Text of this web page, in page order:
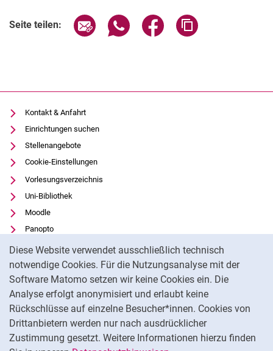
Diese Website verwendet ausschließlich technisch
notwendige Cookies. Für die Nutzungsanalyse mit der
Software Matomo setzen wir keine Cookies ein. Die
Analyse erfolgt anonymisiert und erlaubt keine
Rückschlüsse auf einzelne Besucher*innen. Cookies von
Drittanbietern werden nur nach ausdrücklicher
Zustimmung gesetzt. Weitere Informationen hierzu finden
Seite teilen: Seite über E-Mail teilen
Seite über WhatsApp teilen
Seite über Facebook
Kontakt & Anfahrt
Einrichtungen suchen
Stellenangebote
Cookie-Einstellungen
Vorlesungsverzeichnis
Uni-Bibliothek
Moodle
Panopto
Datenschutz
Barrierefreiheit
Transparenter KI-Einsatz
Impressum
Externer Link: Universität Kassel auf
Facebook(öffnet neues Fenster)
Externer Link: Universität Kassel auf
Instagram (öffnet neues Fenster)